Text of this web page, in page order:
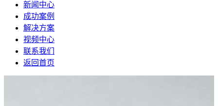
新闻中心
成功案例
解决方案
视频中心
联系我们
返回首页